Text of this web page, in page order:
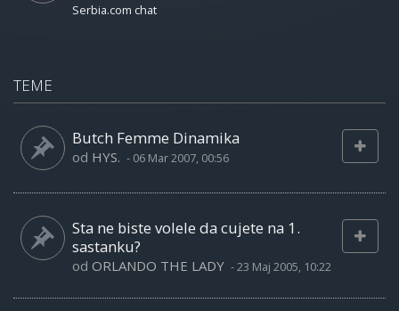
Serbia.com chat
TEME
Butch Femme Dinamika
od HYS. - 06 Mar 2007, 00:56
Sta ne biste volele da cujete na 1.
sastanku?
od ORLANDO THE LADY -23 Maj 2005, 10:22